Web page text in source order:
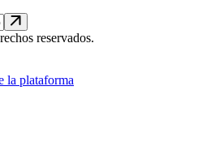
reservados.
la plataforma